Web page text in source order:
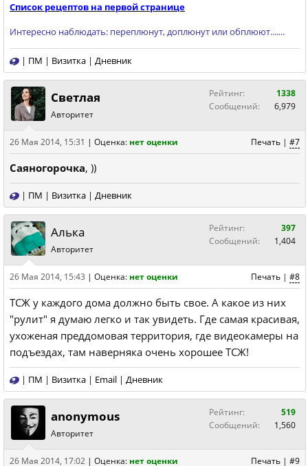
Список рецептов на первой странице
Интересно наблюдать: переплюнут, доплюнут или обплюют.......
| ПМ | Визитка | Дневник
Светлая
Авторитет
Рейтинг:
1338
Сообщений:
6,979
Печать | #7
26 Мая 2014, 15:31 | Оценка: нет оценки
Саяногорочка, ))
| ПМ | Визитка | Дневник
Алька
Авторитет
Рейтинг:
397
Сообщений:
1,404
Печать | #8
26 Мая 2014, 15:43 | Оценка: нет оценки
ТСЖ у каждого дома должно быть свое. А какое из них
"рулит" я думаю легко и так увидеть. Где самая красивая,
ухоженая преддомовая территория, где видеокамеры на
подъездах, там наверняка очень хорошее ТСЖ!
| ПМ | Визитка | Email | Дневник
anonymous
Авторитет
Рейтинг:
519
Сообщений:
1,560
Печать | #9
26 Мая 2014, 17:02 | Оценка: нет оценки